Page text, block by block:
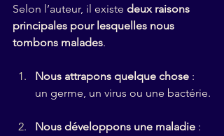
Selon l’auteur, il existe deux raisons
principales pour lesquelles nous
tombons malades.
Nous attrapons quelque chose :
un germe, un virus ou une bactérie.
Nous développons une maladie :